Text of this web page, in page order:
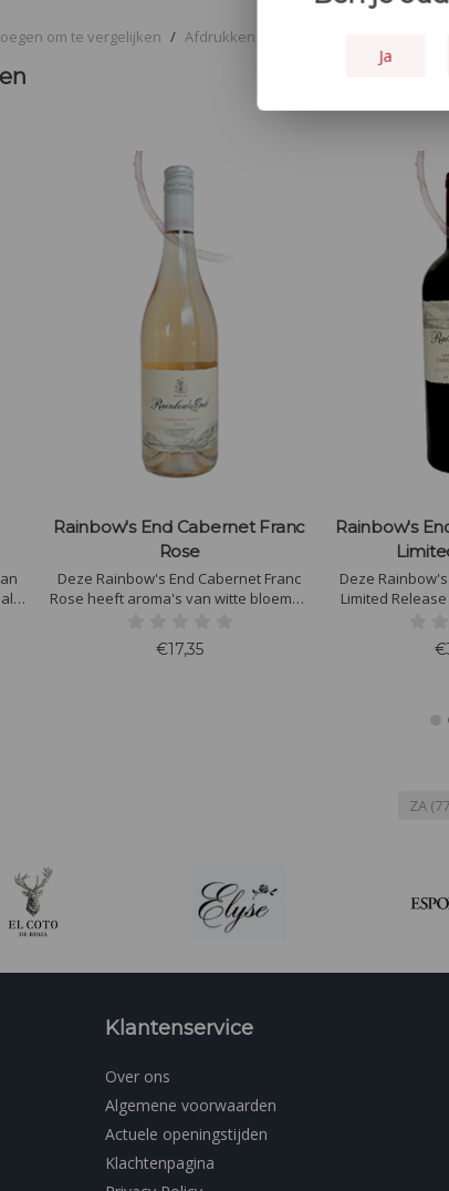
om te vergelijken / Afdrukken
Rainbow's End Cabernet Franc
Rose
Deze Rainbow's End Cabernet Franc
Rose heeft aroma's van witte bloemen
uitgebalanceerd, droog met een
verfrissende maar subtiele zuurgraad
€17,35
Rainbow's
Deze
Limited
kersen en een
en een
ZA
Klantenservice
Over ons
Algemene voorwaarden
Actuele openingstijden
Klachtenpagina
Ja